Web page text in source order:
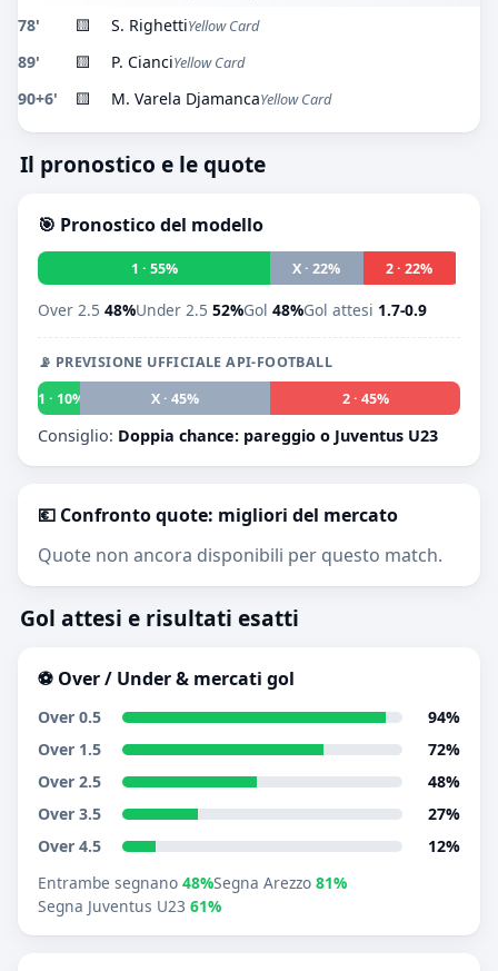
78' 🟨 S. RighettiYellow Card
89' 🟨 P. CianciYellow Card
90+6' 🟨 M. Varela DjamancaYellow Card
Il pronostico e le quote
🎯 Pronostico del modello
1 · 55% X · 22% 2 · 22%
Over 2.5 48%Under 2.5 52%Gol 48%Gol attesi 1.7-0.9
📡 PREVISIONE UFFICIALE API-FOOTBALL
1 · 10%
X · 45% 2 · 45%
Consiglio: Doppia chance: pareggio o Juventus U23
💶 Confronto quote: migliori del mercato
Quote non ancora disponibili per questo match.
Gol attesi e risultati esatti
⚽ Over / Under & mercati gol
Over 0.5
94%
Over 1.5
72%
Over 2.5
48%
Over 3.5
27%
Over 4.5
12%
Entrambe segnano 48%Segna Arezzo 81%
Segna Juventus U23 61%